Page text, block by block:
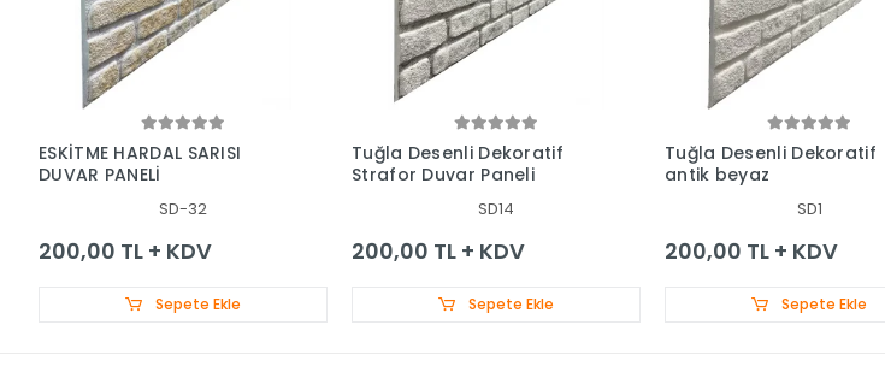
ESKİTME HARDAL SARISI
DUVAR PANELİ
SD-32
200,00 TL + KDV
Sepete Ekle
Tuğla Desenli Dekoratif
Strafor Duvar Paneli
SD14
200,00 TL + KDV
Sepete Ekle
Tuğla Desenli Dekoratif
antik beyaz
SD1
200,00 TL + KDV
Sepete Ekle